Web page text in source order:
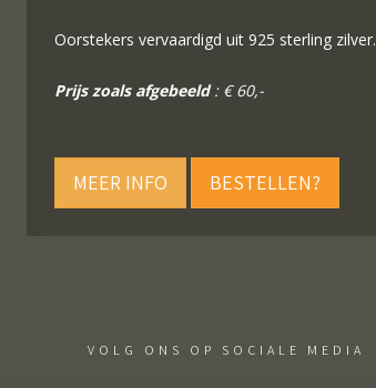
Oorstekers vervaardigd uit 925 sterling zilver.
Prijs zoals afgebeeld: € 60,-
MEER INFO BESTELLEN?
VOLG ONS OP SOCIALE MEDIA